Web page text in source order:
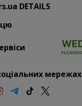
DETAILS
мережах